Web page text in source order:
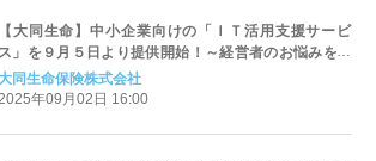
【大同生命】中小企業向けの「ＩＴ活用支援サービ
ス」を９月５日より提供開始！～経営者のお悩みを幅
く受付け、必要に応じてITツールを紹介する新サー
ビス～
同生命保険株式会社
年09月02日 16:00